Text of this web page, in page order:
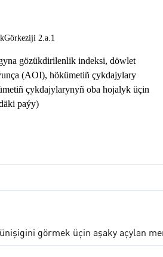
Görkeziji 2.a.1
gözükdirilenlik indeksi, döwlet
(AOI), hökümetiñ çykdajylary
çykdajylarynyñ oba hojalyk üçin
paýy)